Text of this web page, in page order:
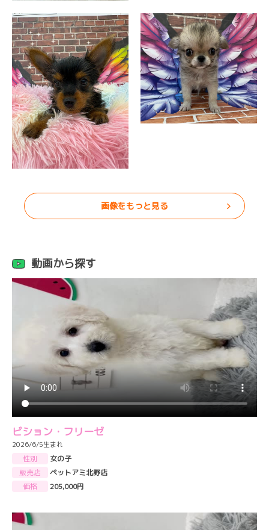
画像をもっと見る
動画から探す
ビション・フリーゼ
2026/6/5生まれ
性別
女の子
販売店
ペットアミ北野店
価格
205,000円